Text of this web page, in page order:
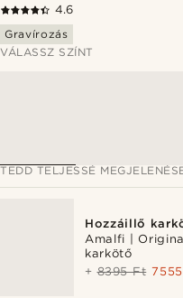
4.6
Gravírozás
VÁLASSZ SZÍNT
TEDD TELJESSÉ
Hozzáillő
Amalfi |
karkötő
+8395 Ft